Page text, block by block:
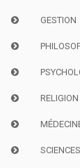
GESTION